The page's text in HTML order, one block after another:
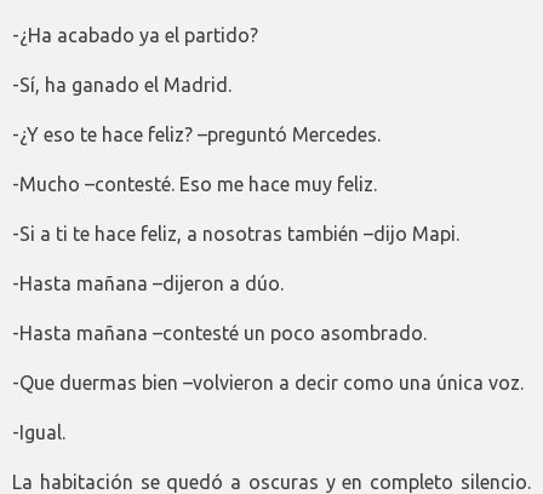
-¿Ha acabado ya el partido?
-Sí, ha ganado el Madrid.
-¿Y eso te hace feliz? –preguntó Mercedes.
-Mucho –contesté. Eso me hace muy feliz.
-Si a ti te hace feliz, a nosotras también –dijo Mapi.
-Hasta mañana –dijeron a dúo.
-Hasta mañana –contesté un poco asombrado.
-Que duermas bien –volvieron a decir como una única voz.
-Igual.
La habitación se quedó a oscuras y en completo silencio.